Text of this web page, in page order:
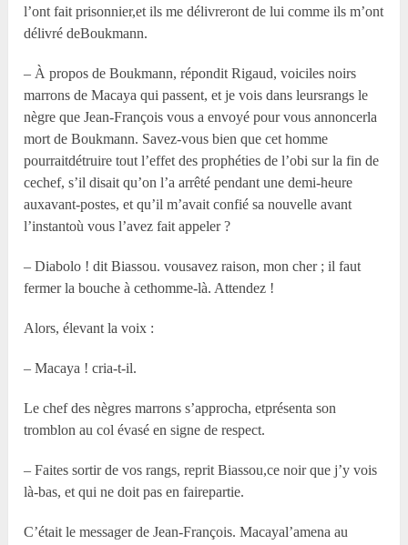
l’ont fait prisonnier,et ils me délivreront de lui comme ils m’ont
délivré deBoukmann.
– À propos de Boukmann, répondit Rigaud, voiciles noirs
marrons de Macaya qui passent, et je vois dans leursrangs le
nègre que Jean-François vous a envoyé pour vous annoncerla
mort de Boukmann. Savez-vous bien que cet homme
pourraitdétruire tout l’effet des prophéties de l’obi sur la fin de
cechef, s’il disait qu’on l’a arrêté pendant une demi-heure
auxavant-postes, et qu’il m’avait confié sa nouvelle avant
l’instantoù vous l’avez fait appeler ?
– Diabolo ! dit Biassou. vousavez raison, mon cher ; il faut
fermer la bouche à cethomme-là. Attendez !
Alors, élevant la voix :
– Macaya ! cria-t-il.
Le chef des nègres marrons s’approcha, etprésenta son
tromblon au col évasé en signe de respect.
– Faites sortir de vos rangs, reprit Biassou,ce noir que j’y vois
là-bas, et qui ne doit pas en fairepartie.
C’était le messager de Jean-François. Macayal’amena au